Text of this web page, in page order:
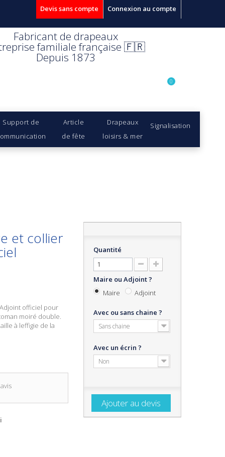
Connexion au compte
Devis sans compte
Fabricant de drapeaux
familiale française 🇫🇷
Depuis 1873
Support de
Article
de fête
Drapeaux
loisirs & mer
Signalisation
0
et collier
officiel pour
moiré double.
à leffigie de la
Quantité
Maire ou Adjoint ?
Maire
Adjoint
Avec ou sans chaine ?
Sans chaine
Avec un écrin ?
Non
Ajouter au devis